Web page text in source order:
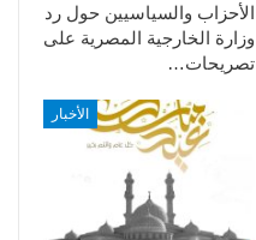
الأحزاب والسياسيين حول رد
وزارة الخارجية المصرية على
تصريحات…
الأخبار